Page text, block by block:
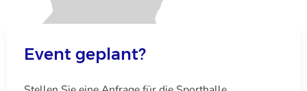
Event geplant?